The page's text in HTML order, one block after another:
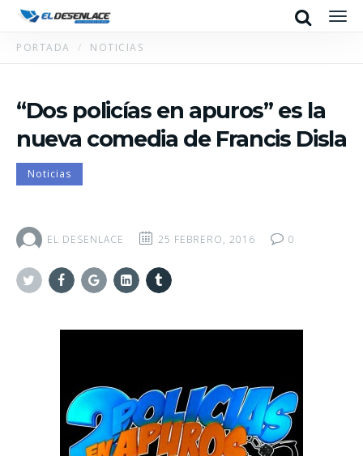
Search
PORTADA NOTICIAS
“Dos policías en apuros” es la
nueva comedia de Francis Disla
Noticias
EL DESENLACE 25 FEBRERO, 2016 0